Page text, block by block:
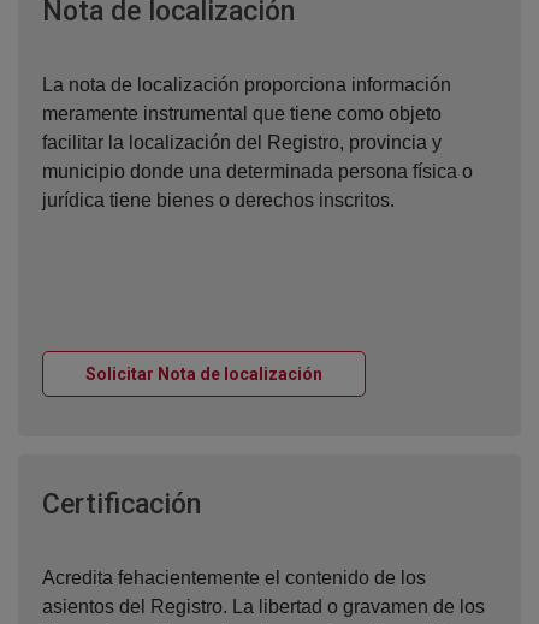
Nota de localización
La nota de localización proporciona información
meramente instrumental que tiene como objeto
facilitar la localización del Registro, provincia y
municipio donde una determinada persona física o
jurídica tiene bienes o derechos inscritos.
Solicitar Nota de localización
Certificación
Acredita fehacientemente el contenido de los
asientos del Registro. La libertad o gravamen de los